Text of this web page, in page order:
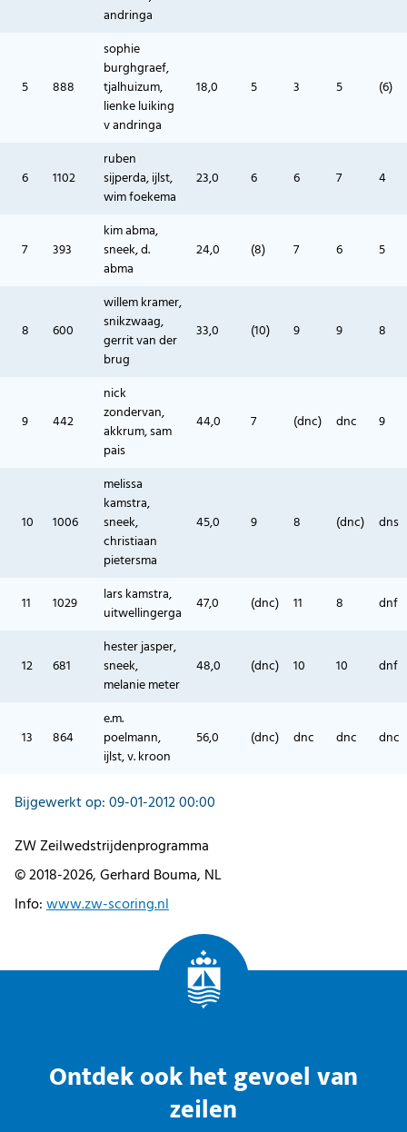
andringa
5 888
sophie
burghgraef,
tjalhuizum,
lienke luiking
v andringa
18,0 5 3 5 (6)
6 1102
ruben
sijperda, ijlst,
wim foekema
23,0 6 6 7 4
7 393
kim abma,
sneek, d.
abma
24,0 (8) 7 6 5
8 600
willem kramer,
snikzwaag,
gerrit van der
brug
33,0 (10) 9 9 8
9 442
nick
zondervan,
akkrum, sam
pais
44,0 7 (dnc) dnc 9
10 1006
melissa
kamstra,
sneek,
christiaan
pietersma
45,0 9 8 (dnc) dns
11 1029
lars kamstra,
uitwellingerga
47,0 (dnc) 11 8 dnf
12 681
hester jasper,
sneek,
melanie meter
48,0 (dnc) 10 10 dnf
13 864
e.m.
poelmann,
ijlst, v. kroon
56,0 (dnc) dnc dnc dnc
Bijgewerkt op: 09-01-2012 00:00
ZW Zeilwedstrijdenprogramma
© 2018-2026, Gerhard Bouma, NL
Info:www.zw-scoring.nl
Ontdek ook het gevoel van
zeilen